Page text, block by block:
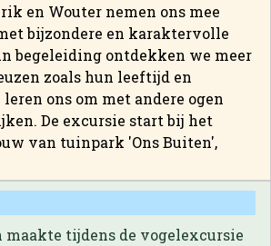
en Wouter nemen ons mee
bijzondere en karaktervolle
begeleiding ontdekken we meer
zoals hun leeftijd en
ons om met andere ogen
De excursie start bij het
van tuinpark 'Ons Buiten',
maakte tijdens de vogelexcursie